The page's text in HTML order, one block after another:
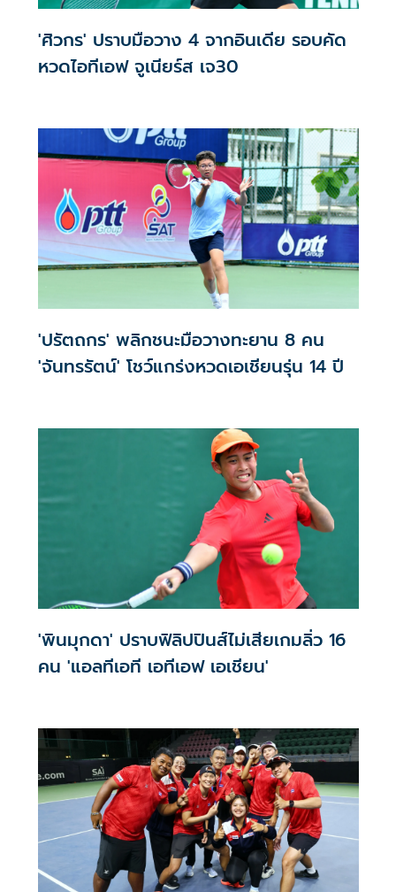
'ศิวกร' ปราบมือวาง 4 จากอินเดีย รอบคัด
หวดไอทีเอฟ จูเนียร์ส เจ30
'ปรัตถกร' พลิกชนะมือวางทะยาน 8 คน
'จันทรรัตน์' โชว์แกร่งหวดเอเชียนรุ่น 14 ปี
'พินมุกดา' ปราบฟิลิปปินส์ไม่เสียเกมลิ่ว 16
คน 'แอลทีเอที เอทีเอฟ เอเชียน'